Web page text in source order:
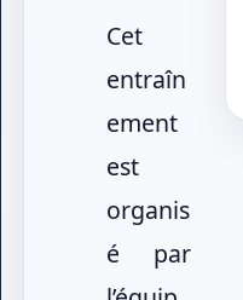
Cet
entraîn
ement
est
organis
é par